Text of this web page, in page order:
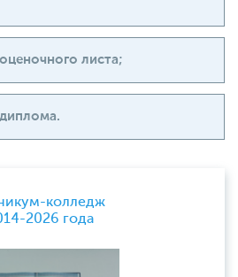
листа;
колледж
2026 года